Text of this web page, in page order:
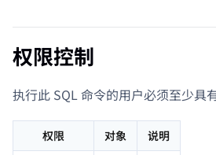
权限控制
执行此 SQL 命令的用户必须至少具
权限 对象
说明